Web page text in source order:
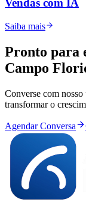
Vendas com IA
Saiba mais
Pronto para
Campo
Converse com
transformar o
Agendar Conversa